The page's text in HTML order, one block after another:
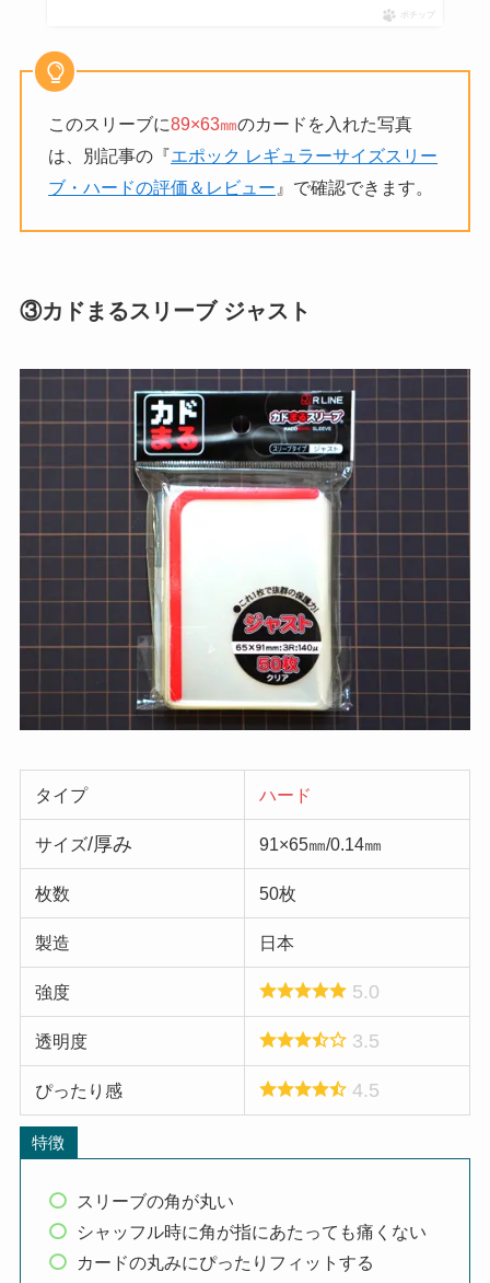
ポチップ
このスリーブに89×63㎜のカードを入れた写真
は、別記事の『エポック レギュラーサイズスリー
ブ・ハードの評価＆レビュー 』で確認できます。
③カドまるスリーブ ジャスト
タイプ ハード
サイズ/厚み 91×65㎜/0.14㎜
枚数 50枚
製造 日本
強度 5.0
透明度 3.5
ぴったり感 4.5
特徴
スリーブの角が丸い
シャッフル時に角が指にあたっても痛くない
カードの丸みにぴったりフィットする